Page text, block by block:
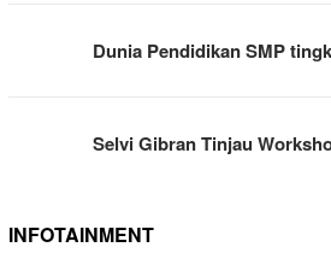
Dunia Pendidikan SMP
Selvi Gibran Tinjau
INFOTAINMENT